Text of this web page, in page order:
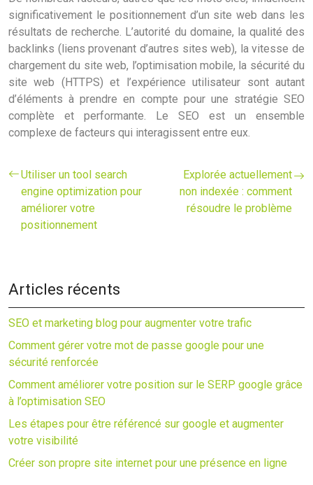
significativement le positionnement d’un site web dans les
résultats de recherche. L’autorité du domaine, la qualité des
backlinks (liens provenant d’autres sites web), la vitesse de
chargement du site web, l’optimisation mobile, la sécurité du
site web (HTTPS) et l’expérience utilisateur sont autant
d’éléments à prendre en compte pour une stratégie SEO
complète et performante. Le SEO est un ensemble
complexe de facteurs qui interagissent entre eux.
Utiliser un tool search
engine optimization pour
améliorer votre
positionnement
Explorée actuellement
non indexée : comment
résoudre le problème
Articles récents
SEO et marketing blog pour augmenter votre trafic
Comment gérer votre mot de passe google pour une
sécurité renforcée
Comment améliorer votre position sur le SERP google grâce
à l’optimisation SEO
Les étapes pour être référencé sur google et augmenter
votre visibilité
Créer son propre site internet pour une présence en ligne